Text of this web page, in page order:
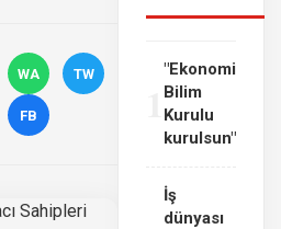
WA TW
FB
"Ekonomi
Bilim
Kurulu
kurulsun"
İş
dünyası